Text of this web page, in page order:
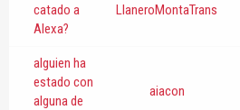
catado a
Alexa?
LlaneroMontaTrans
alguien ha
estado con
alguna de
aiacon